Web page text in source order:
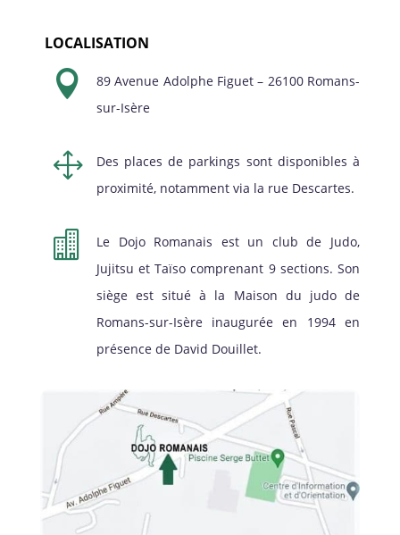
LOCALISATION

89 Avenue Adolphe Figuet – 26100 Romans-
sur-Isère
1
Des places de parkings sont disponibles à
proximité, notamment via la rue Descartes.

Le Dojo Romanais est un club de Judo,
Jujitsu et Taïso comprenant 9 sections. Son
siège est situé à la Maison du judo de
Romans-sur-Isère inaugurée en 1994 en
présence de David Douillet.